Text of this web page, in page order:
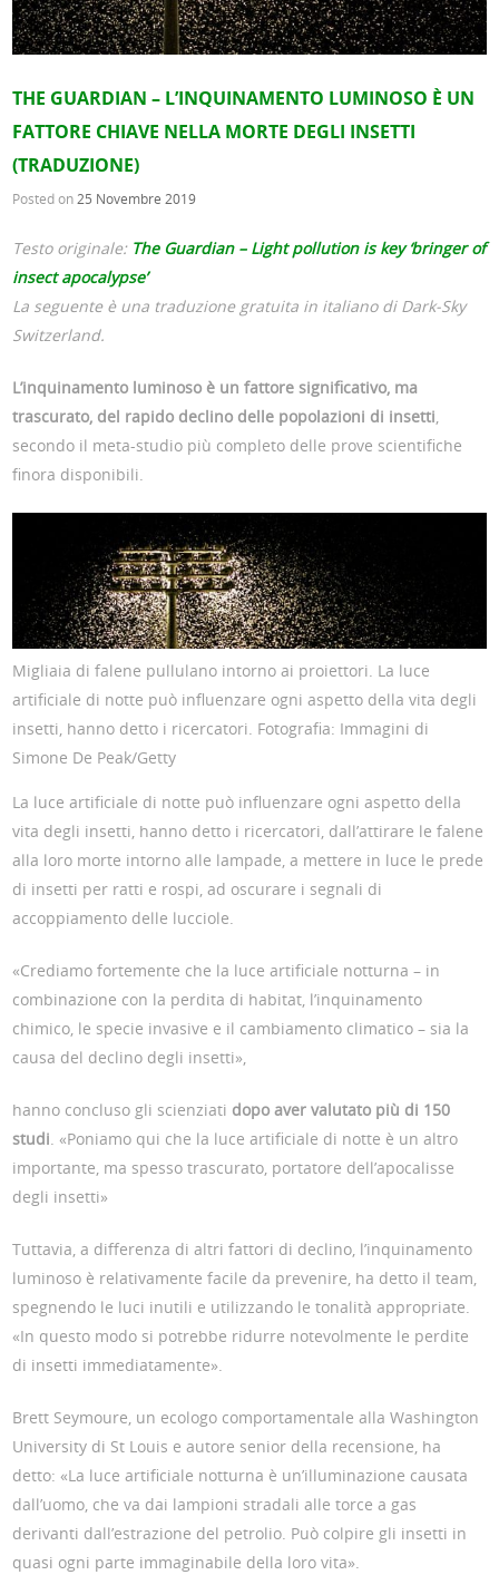
THE GUARDIAN – L’INQUINAMENTO LUMINOSO È UN
FATTORE CHIAVE NELLA MORTE DEGLI INSETTI
(TRADUZIONE)
Posted on 25 Novembre 2019
Testo originale: The Guardian – Light pollution is key ‘bringer of
insect apocalypse’
La seguente è una traduzione gratuita in italiano di Dark-Sky
Switzerland.
L’inquinamento luminoso è un fattore significativo, ma
trascurato, del rapido declino delle popolazioni di insetti
secondo il meta-studio più completo delle prove scientifiche
finora disponibili.
Migliaia di falene pullulano intorno ai proiettori. La luce
artificiale di notte può influenzare ogni aspetto della vita degli
insetti, hanno detto i ricercatori. Fotografia: Immagini di
Simone De Peak/Getty
La luce artificiale di notte può influenzare ogni aspetto della
vita degli insetti, hanno detto i ricercatori, dall’attirare le falene
alla loro morte intorno alle lampade, a mettere in luce le prede
di insetti per ratti e rospi, ad oscurare i segnali di
accoppiamento delle lucciole.
«Crediamo fortemente che la luce artificiale notturna – in
combinazione con la perdita di habitat, l’inquinamento
chimico, le specie invasive e il cambiamento climatico – sia la
causa del declino degli insetti»,
hanno concluso gli scienziati dopo aver valutato più di 150
studi. «Poniamo qui che la luce artificiale di notte è un altro
importante, ma spesso trascurato, portatore dell’apocalisse
degli insetti»
Tuttavia, a differenza di altri fattori di declino, l’inquinamento
luminoso è relativamente facile da prevenire, ha detto il team,
spegnendo le luci inutili e utilizzando le tonalità appropriate.
«In questo modo si potrebbe ridurre notevolmente le perdite
di insetti immediatamente».
Brett Seymoure, un ecologo comportamentale alla Washington
University di St Louis e autore senior della recensione, ha
detto: «La luce artificiale notturna è un’illuminazione causata
dall’uomo, che va dai lampioni stradali alle torce a gas
derivanti dall’estrazione del petrolio. Può colpire gli insetti in
quasi ogni parte immaginabile della loro vita».